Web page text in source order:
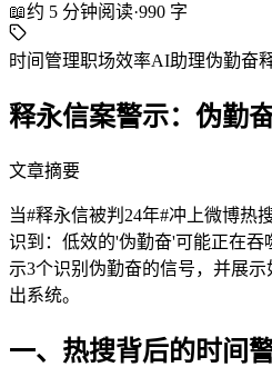
📖约 5 分钟阅读·990 字
时间管理职场效率AI助理伪勤奋
释永信案警示：伪勤
文章摘要
当#释永信被判24年#冲上微博热
识到：低效的'伪勤奋'可能正在
示3个识别伪勤奋的信号，并展
出系统。
一、热搜背后的时间